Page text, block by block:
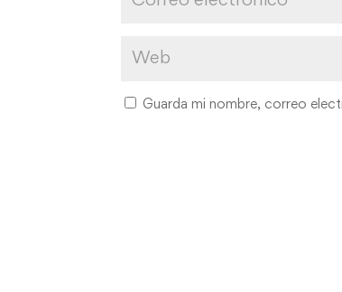
Guarda mi nombre, correo